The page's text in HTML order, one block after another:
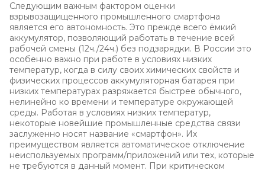
Следующим важным фактором оценки
взрывозащищенного промышленного смартфона
является его автономность. Это прежде всего ёмкий
аккумулятор, позволяющий работать в течение всей
рабочей смены (12ч./24ч.) без подзарядки. В России это
особенно важно при работе в условиях низких
температур, когда в силу своих химических свойств и
физических процессов аккумуляторная батарея при
низких температурах разряжается быстрее обычного,
нелинейно ко времени и температуре окружающей
среды. Работая в условиях низких температур,
некоторые новейшие промышленные средства связи
заслуженно носят название «смартфон». Их
преимуществом является автоматическое отключение
неиспользуемых программ/приложений или тех, которые
не требуются в данный момент. При критическом